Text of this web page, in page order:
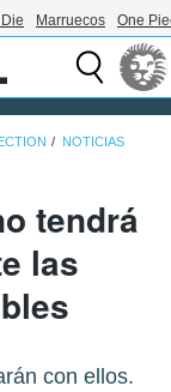
Marruecos One
NOTICIAS
tendrá
las
con ellos.